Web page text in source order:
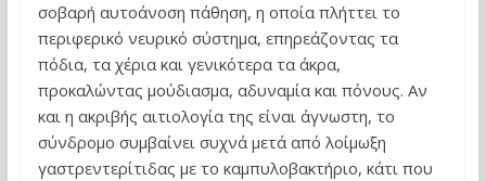
σοβαρή αυτοάνοση πάθηση, η οποία πλήττει το
περιφερικό νευρικό σύστημα, επηρεάζοντας τα
πόδια, τα χέρια και γενικότερα τα άκρα,
προκαλώντας μούδιασμα, αδυναμία και πόνους. Αν
και η ακριβής αιτιολογία της είναι άγνωστη, το
σύνδρομο συμβαίνει συχνά μετά από λοίμωξη
γαστρεντερίτιδας με το καμπυλοβακτήριο, κάτι που